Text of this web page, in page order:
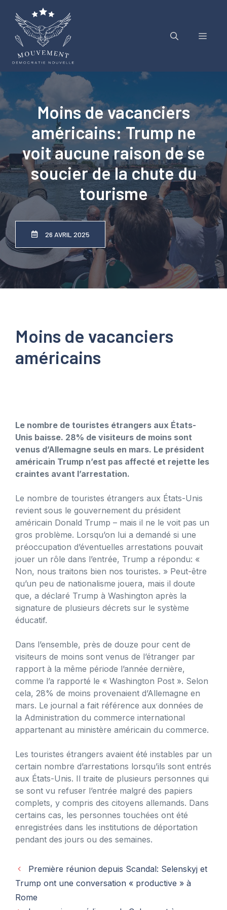
contenu
Menu
Moins de vacanciers
américains: Trump ne
voit aucune raison de se
soucier de la chute du
tourisme
26 AVRIL 2025
Moins de vacanciers
américains
Le nombre de touristes étrangers aux États-
Unis baisse. 28% de visiteurs de moins sont
venus d’Allemagne seuls en mars. Le président
américain Trump n’est pas affecté et rejette les
craintes avant l’arrestation.
Le nombre de touristes étrangers aux États-Unis
revient sous le gouvernement du président
américain Donald Trump – mais il ne le voit pas un
gros problème. Lorsqu’on lui a demandé si une
préoccupation d’éventuelles arrestations pouvait
jouer un rôle dans l’entrée, Trump a répondu: «
Non, nous traitons bien nos touristes. » Peut-être
qu’un peu de nationalisme jouera, mais il doute
que, a déclaré Trump à Washington après la
signature de plusieurs décrets sur le système
éducatif.
Dans l’ensemble, près de douze pour cent de
visiteurs de moins sont venus de l’étranger par
rapport à la même période l’année dernière,
comme l’a rapporté le « Washington Post ». Selon
cela, 28% de moins provenaient d’Allemagne en
mars. Le journal a fait référence aux données de
la Administration du commerce international
appartenant au ministère américain du commerce.
Les touristes étrangers avaient été instables par un
certain nombre d’arrestations lorsqu’ils sont entrés
aux États-Unis. Il traite de plusieurs personnes qui
se sont vu refuser l’entrée malgré des papiers
complets, y compris des citoyens allemands. Dans
certains cas, les personnes touchées ont été
enregistrées dans les institutions de déportation
pendant des jours ou des semaines.
Première réunion depuis Scandal: Selenskyj et
Trump ont une conversation « productive » à
Rome